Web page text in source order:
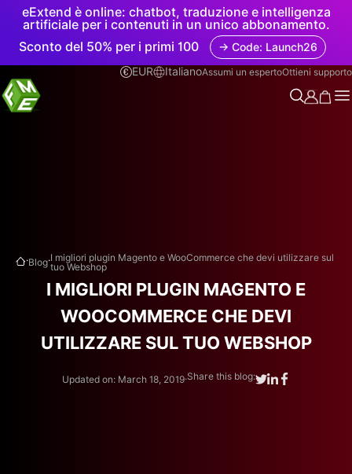
eExtend è online: chatbot, traduzione e intelligenza
artificiale per i contenuti in un unico abbonamento.
Sconto del 50% per i primi 100
→ Code: Launch26
EUR
ItalianoAssumi un espertoOttieni supporto
.Blog.I migliori plugin Magento e WooCommerce che devi utilizzare sul
tuo Webshop
I MIGLIORI PLUGIN MAGENTO E
WOOCOMMERCE CHE DEVI
UTILIZZARE SUL TUO WEBSHOP
Updated on: March 18, 2019.Share this blog: